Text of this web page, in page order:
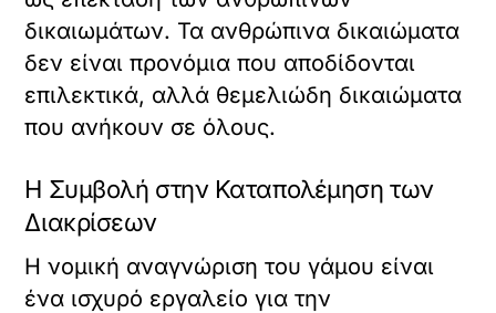
δικαιωμάτων. Τα ανθρώπινα δικαιώματα
δεν είναι προνόμια που αποδίδονται
επιλεκτικά, αλλά θεμελιώδη δικαιώματα
που ανήκουν σε όλους.
Η Συμβολή στην Καταπολέμηση των
Διακρίσεων
Η νομική αναγνώριση του γάμου είναι
ένα ισχυρό εργαλείο για την